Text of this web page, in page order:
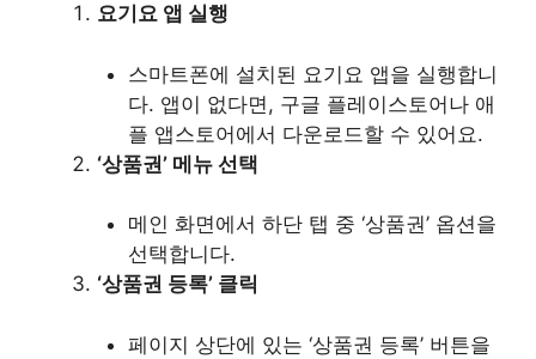
요기요 앱 실행
스마트폰에 설치된 요기요 앱을 실행합니
다. 앱이 없다면, 구글 플레이스토어나 애
플 앱스토어에서 다운로드할 수 있어요.
‘상품권’ 메뉴 선택
메인 화면에서 하단 탭 중 ‘상품권’ 옵션을
선택합니다.
‘상품권 등록’ 클릭
페이지 상단에 있는 ‘상품권 등록’ 버튼을